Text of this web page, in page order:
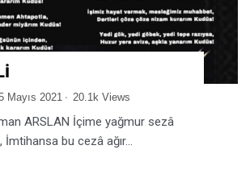
Mayıs 2021 20.1k Views
ARSLAN İçime yağmur sezâ
İmtihansa bu cezâ ağır...